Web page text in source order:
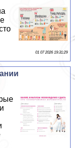
01 07 2026 19:31:29